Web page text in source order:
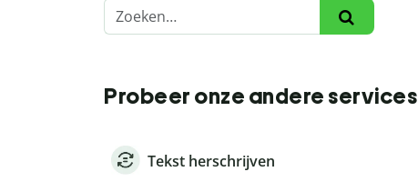
Probeer onze andere services
Tekst herschrijven